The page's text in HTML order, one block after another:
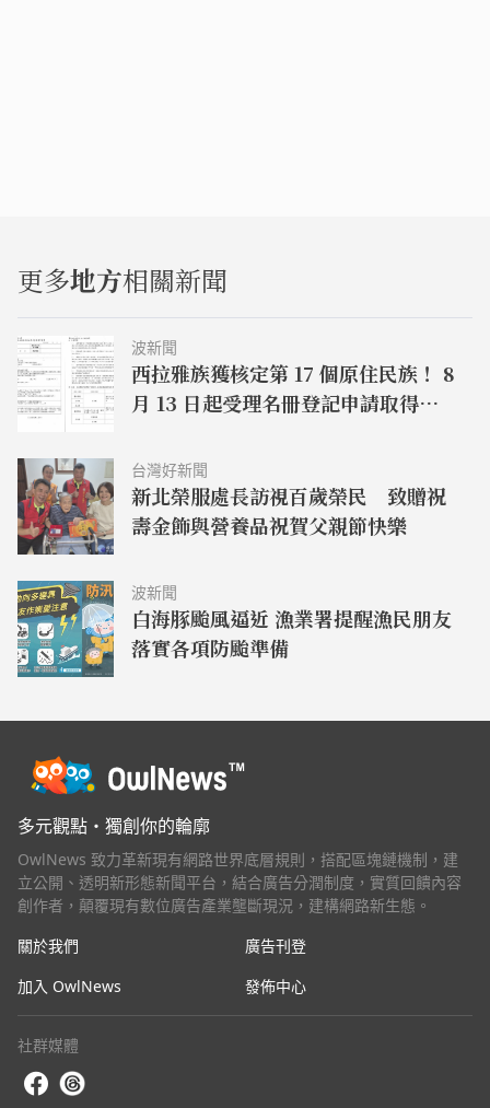
更多地方相關新聞
波新聞
西拉雅族獲核定第 17 個原住民族！ 8
月 13 日起受理名冊登記申請取得平
台灣好新聞
新北榮服處長訪視百歲榮民 致贈祝
壽金飾與營養品祝賀父親節快樂
波新聞
白海豚颱風逼近 漁業署提醒漁民朋友
落實各項防颱準備
多元觀點・獨創你的輪廓
OwlNews 致力革新現有網路世界底層規則，搭配區塊鏈機制，建
立公開、透明新形態新聞平台，結合廣告分潤制度，實質回饋內容
創作者，顛覆現有數位廣告產業壟斷現況，建構網路新生態。
關於我們
廣告刊登
加入 OwlNews
發佈中心
社群媒體